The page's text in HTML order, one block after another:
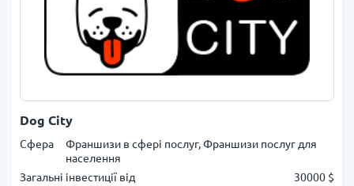
Dog City
Сфера
Франшизи в сфері послуг, Франшизи послуг для
населення
Загальні інвестиції від
30000 $